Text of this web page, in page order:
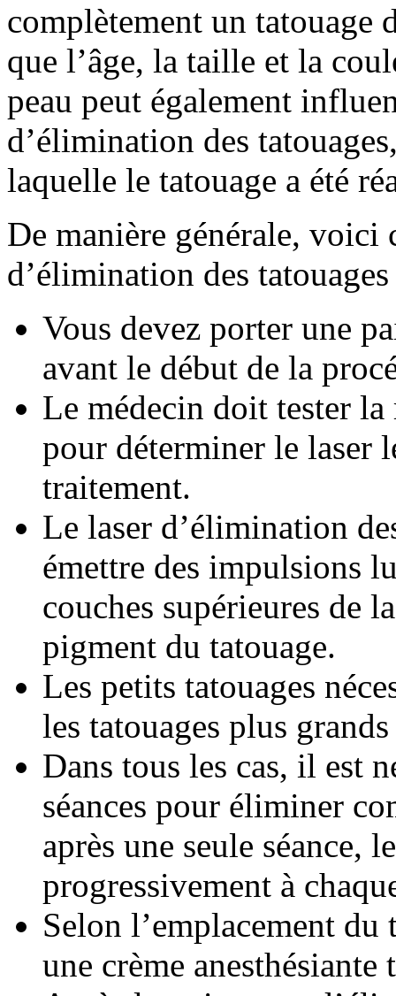
complètement un tatouage
que l’âge, la taille et la
peau peut également
d’élimination des
laquelle le tatouage a été
De manière générale, voici
d’élimination des
Vous devez porter une
avant le début de la
Le médecin doit tester la
pour déterminer le laser
traitement.
Le laser d’élimination
émettre des impulsions
couches supérieures de
pigment du tatouage.
Les petits tatouages
les tatouages plus
Dans tous les cas, il est
séances pour éliminer
après une seule séance,
progressivement à
Selon l’emplacement
une crème